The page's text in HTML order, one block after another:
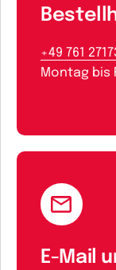
+49 761
Montag bis
E-Mail